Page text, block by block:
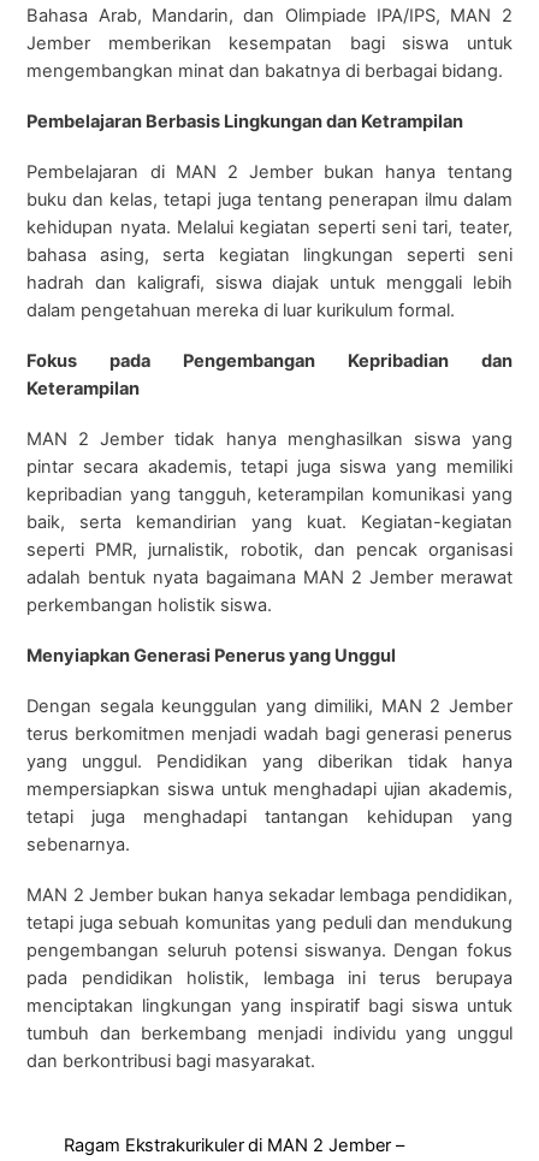
Bahasa Arab, Mandarin, dan Olimpiade IPA/IPS, MAN 2
Jember memberikan kesempatan bagi siswa untuk
mengembangkan minat dan bakatnya di berbagai bidang.
Pembelajaran Berbasis Lingkungan dan Ketrampilan
Pembelajaran di MAN 2 Jember bukan hanya tentang
buku dan kelas, tetapi juga tentang penerapan ilmu dalam
kehidupan nyata. Melalui kegiatan seperti seni tari, teater,
bahasa asing, serta kegiatan lingkungan seperti seni
hadrah dan kaligrafi, siswa diajak untuk menggali lebih
dalam pengetahuan mereka di luar kurikulum formal.
Fokus pada Pengembangan Kepribadian dan
Keterampilan
MAN 2 Jember tidak hanya menghasilkan siswa yang
pintar secara akademis, tetapi juga siswa yang memiliki
kepribadian yang tangguh, keterampilan komunikasi yang
baik, serta kemandirian yang kuat. Kegiatan-kegiatan
seperti PMR, jurnalistik, robotik, dan pencak organisasi
adalah bentuk nyata bagaimana MAN 2 Jember merawat
perkembangan holistik siswa.
Menyiapkan Generasi Penerus yang Unggul
Dengan segala keunggulan yang dimiliki, MAN 2 Jember
terus berkomitmen menjadi wadah bagi generasi penerus
yang unggul. Pendidikan yang diberikan tidak hanya
mempersiapkan siswa untuk menghadapi ujian akademis,
tetapi juga menghadapi tantangan kehidupan yang
sebenarnya.
MAN 2 Jember bukan hanya sekadar lembaga pendidikan,
tetapi juga sebuah komunitas yang peduli dan mendukung
pengembangan seluruh potensi siswanya. Dengan fokus
pada pendidikan holistik, lembaga ini terus berupaya
menciptakan lingkungan yang inspiratif bagi siswa untuk
tumbuh dan berkembang menjadi individu yang unggul
dan berkontribusi bagi masyarakat.
Ragam Ekstrakurikuler di MAN 2 Jember –